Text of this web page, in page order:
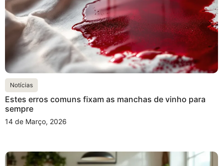
Notícias
Estes erros comuns fixam as manchas de vinho para
sempre
14 de Março, 2026